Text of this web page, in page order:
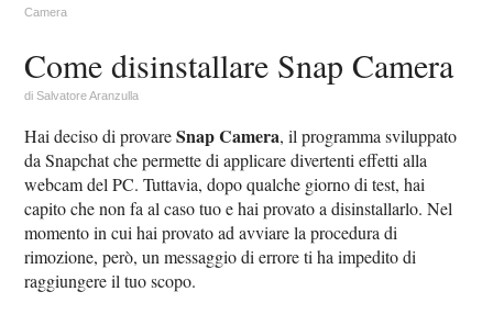
Camera
Come disinstallare Snap Camera
diSalvatore Aranzulla
Hai deciso di provareSnap Camera, il programma sviluppato
da Snapchat che permette di applicare divertenti effetti alla
webcam del PC. Tuttavia, dopo qualche giorno di test, hai
capito che non fa al caso tuo e hai provato a disinstallarlo. Nel
momento in cui hai provato ad avviare la procedura di
rimozione, però, un messaggio di errore ti ha impedito di
raggiungere il tuo scopo.